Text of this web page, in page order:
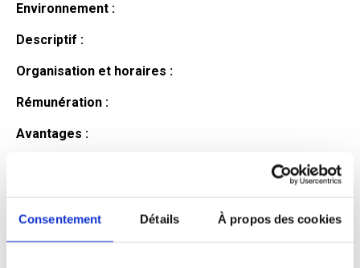
Consentement Détails À propos des cookies
Environnement :
Descriptif :
Organisation et horaires :
Rémunération :
Avantages :
candidat